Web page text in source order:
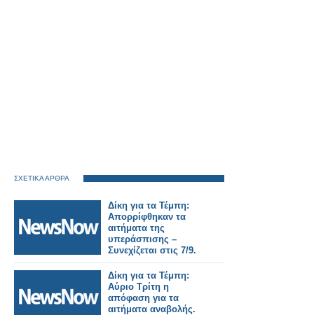
ΣΧΕΤΙΚΑ ΑΡΘΡΑ
Δίκη για τα Τέμπη:
Απορρίφθηκαν τα
αιτήματα της
υπεράσπισης –
Συνεχίζεται στις 7/9.
Δίκη για τα Τέμπη:
Αύριο Τρίτη η
απόφαση για τα
αιτήματα αναβολής.